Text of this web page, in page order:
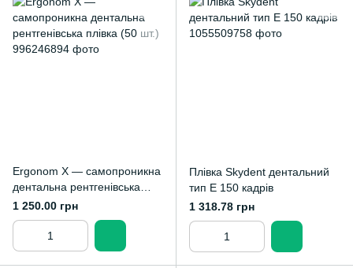
Ergonom X — самопроникна
дентальна рентгенівська
плівка (50 шт.)
1 250.00 грн
Плівка Skydent дентальний
тип Е 150 кадрів
1 318.78 грн